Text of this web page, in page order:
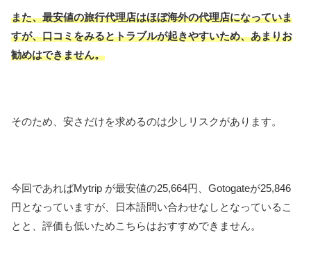
また、最安値の旅行代理店はほぼ海外の代理店になっていま
すが、口コミをみるとトラブルが起きやすいため、あまりお
勧めはできません。
そのため、安さだけを求めるのは少しリスクがあります。
今回であればMytrip が最安値の25,664円、Gotogateが25,846
円となっていますが、日本語問い合わせなしとなっているこ
とと、評価も低いためこちらはおすすめできません。